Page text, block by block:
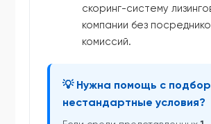
скоринг-систему
компании без
комиссий.
💡 Нужна помощь с
нестандартные условия?